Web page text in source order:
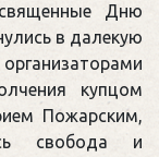
Дню
в далекую
купцом
Пожарским,
свобода и